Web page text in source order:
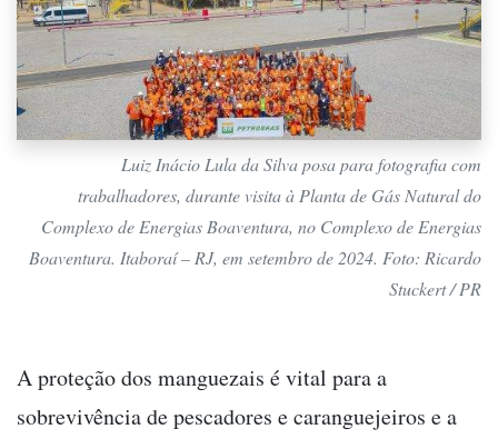
Luiz Inácio Lula da Silva posa para fotografia com
trabalhadores, durante visita à Planta de Gás Natural do
Complexo de Energias Boaventura, no Complexo de Energias
Boaventura. Itaboraí – RJ, em setembro de 2024. Foto: Ricardo
Stuckert / PR
A proteção dos manguezais é vital para a
sobrevivência de pescadores e caranguejeiros e a